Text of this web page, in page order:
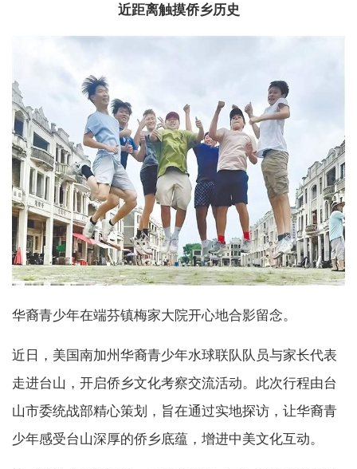
近距离触摸侨乡历史
华裔青少年在端芬镇梅家大院开心地合影留念。
近日，美国南加州华裔青少年水球联队队员与家长代表
走进台山，开启侨乡文化考察交流活动。此次行程由台
山市委统战部精心策划，旨在通过实地探访，让华裔青
少年感受台山深厚的侨乡底蕴，增进中美文化互动。